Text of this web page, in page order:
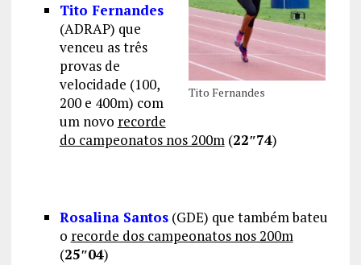
Tito Fernandes
Tito Fernandes
(ADRAP) que
venceu as três
provas de
velocidade (100,
200 e 400m) com
um novo recorde
do campeonatos nos 200m(22″74)
Rosalina Santos(GDE) que também bateu
o recorde dos campeonatos nos 200m
(25″04)